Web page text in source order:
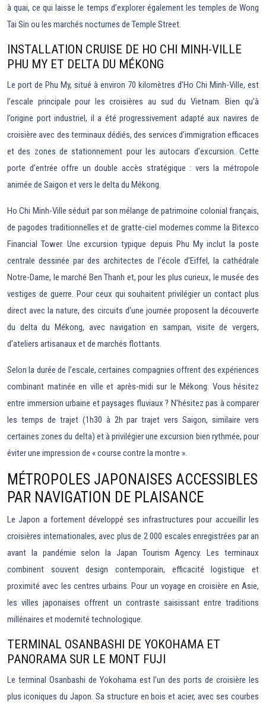
à quai, ce qui laisse le temps d’explorer également les temples de Wong
Tai Sin ou les marchés nocturnes de Temple Street.
INSTALLATION CRUISE DE HO CHI MINH-VILLE
PHU MY ET DELTA DU MÉKONG
Le port de Phu My, situé à environ 70 kilomètres d’Ho Chi Minh-Ville, est
l’escale principale pour les croisières au sud du Vietnam. Bien qu’à
l’origine port industriel, il a été progressivement adapté aux navires de
croisière avec des terminaux dédiés, des services d’immigration efficaces
et des zones de stationnement pour les autocars d’excursion. Cette
porte d’entrée offre un double accès stratégique : vers la métropole
animée de Saigon et vers le delta du Mékong.
Ho Chi Minh-Ville séduit par son mélange de patrimoine colonial français,
de pagodes traditionnelles et de gratte-ciel modernes comme la Bitexco
Financial Tower. Une excursion typique depuis Phu My inclut la poste
centrale dessinée par des architectes de l’école d’Eiffel, la cathédrale
Notre-Dame, le marché Ben Thanh et, pour les plus curieux, le musée des
vestiges de guerre. Pour ceux qui souhaitent privilégier un contact plus
direct avec la nature, des circuits d’une journée proposent la découverte
du delta du Mékong, avec navigation en sampan, visite de vergers,
d’ateliers artisanaux et de marchés flottants.
Selon la durée de l’escale, certaines compagnies offrent des expériences
combinant matinée en ville et après-midi sur le Mékong. Vous hésitez
entre immersion urbaine et paysages fluviaux ? N’hésitez pas à comparer
les temps de trajet (1h30 à 2h par trajet vers Saigon, similaire vers
certaines zones du delta) et à privilégier une excursion bien rythmée, pour
éviter une impression de « course contre la montre ».
MÉTROPOLES JAPONAISES ACCESSIBLES
PAR NAVIGATION DE PLAISANCE
Le Japon a fortement développé ses infrastructures pour accueillir les
croisières internationales, avec plus de 2 000 escales enregistrées par an
avant la pandémie selon la Japan Tourism Agency. Les terminaux
combinent souvent design contemporain, efficacité logistique et
proximité avec les centres urbains. Pour un voyage en croisière en Asie,
les villes japonaises offrent un contraste saisissant entre traditions
millénaires et modernité technologique.
TERMINAL OSANBASHI DE YOKOHAMA ET
PANORAMA SUR LE MONT FUJI
Le terminal Osanbashi de Yokohama est l’un des ports de croisière les
plus iconiques du Japon. Sa structure en bois et acier, avec ses courbes